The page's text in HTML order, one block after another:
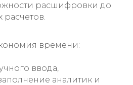
расшифровки до
расчетов.
времени:
ввода,
аналитик и